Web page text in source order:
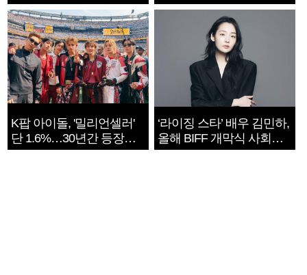
지는 ‘전쟁 속죄’
K팝 아이돌, '밀리언셀러'
단 1.6%…30년간 등장
1182개팀 전수조사
‘라이징 스타’ 배우 김민하,
올해 BIFF 개막식 사회자
확정